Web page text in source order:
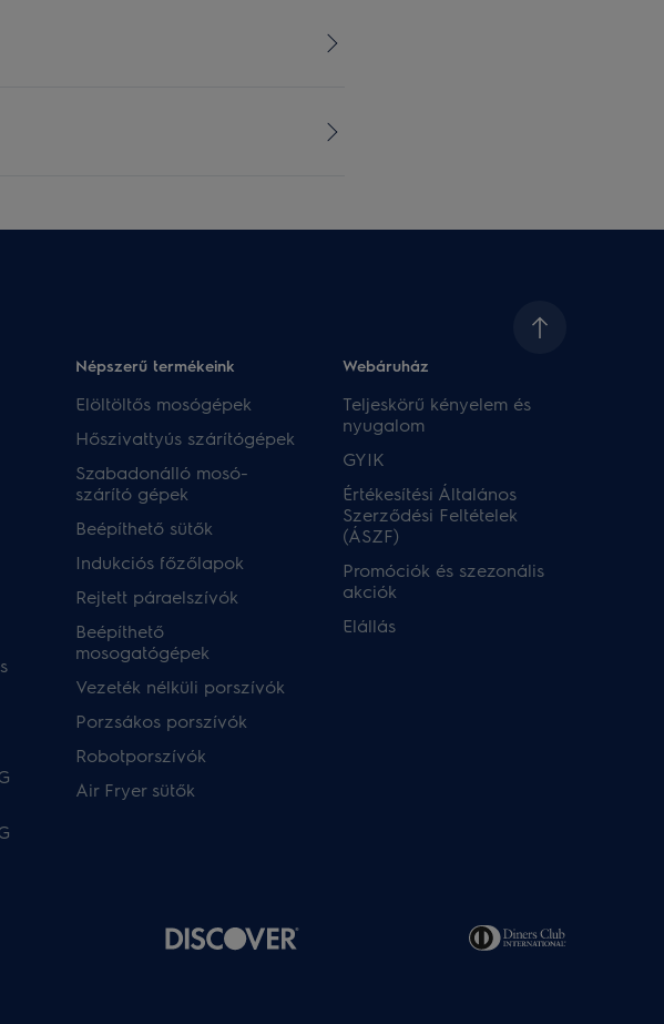
Népszerű termékeink
Elöltöltős mosógépek
Hőszivattyús szárítógépek
Szabadonálló mosó-
szárító gépek
Beépíthető sütők
Indukciós főzőlapok
Rejtett páraelszívók
Beépíthető
mosogatógépek
Vezeték nélküli porszívók
Porzsákos porszívók
Robotporszívók
Air Fryer sütők
Webáruház​
Teljeskörű kényelem és
nyugalom
GYIK
Értékesítési Általános
Szerződési Feltételek
(ÁSZF)
Promóciók és szezonális
akciók
Elállás